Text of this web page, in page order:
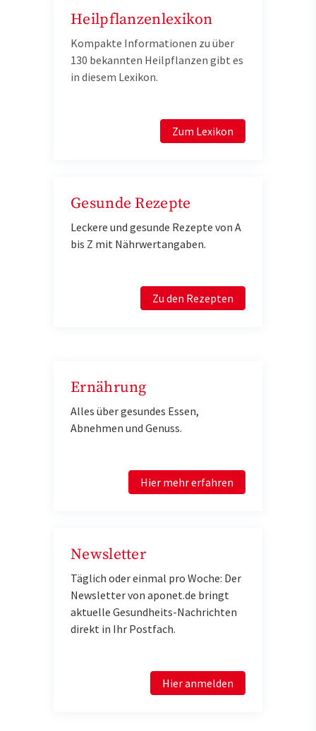
Heilpflanzenlexikon
Kompakte Informationen zu über
130 bekannten Heilpflanzen gibt es
in diesem Lexikon.
Zum Lexikon
Gesunde Rezepte
Leckere und gesunde Rezepte von A
bis Z mit Nährwertangaben.
Zu den Rezepten
Ernährung
Alles über gesundes Essen,
Abnehmen und Genuss.
Hier mehr erfahren
Newsletter
Täglich oder einmal pro Woche: Der
Newsletter von aponet.de bringt
aktuelle Gesundheits-Nachrichten
direkt in Ihr Postfach.
Hier anmelden